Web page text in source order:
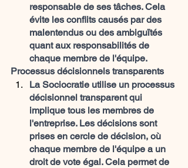
responsable de ses tâches. Cela
évite les conflits causés par des
malentendus ou des ambiguïtés
quant aux responsabilités de
chaque membre de l'équipe.
Processus décisionnels transparents
La Sociocratie utilise un processus
décisionnel transparent qui
implique tous les membres de
l'entreprise. Les décisions sont
prises en cercle de décision, où
chaque membre de l'équipe a un
droit de vote égal. Cela permet de